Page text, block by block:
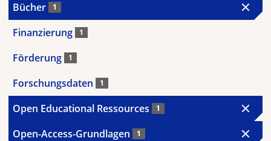
Bücher 1
Finanzierung 1
Förderung 1
Forschungsdaten 1
Open Educational Ressources 1
Open-Access-Grundlagen 1